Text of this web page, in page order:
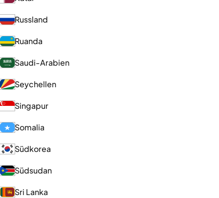
Russland
Ruanda
Saudi-Arabien
Seychellen
Singapur
Somalia
Südkorea
Südsudan
Sri Lanka